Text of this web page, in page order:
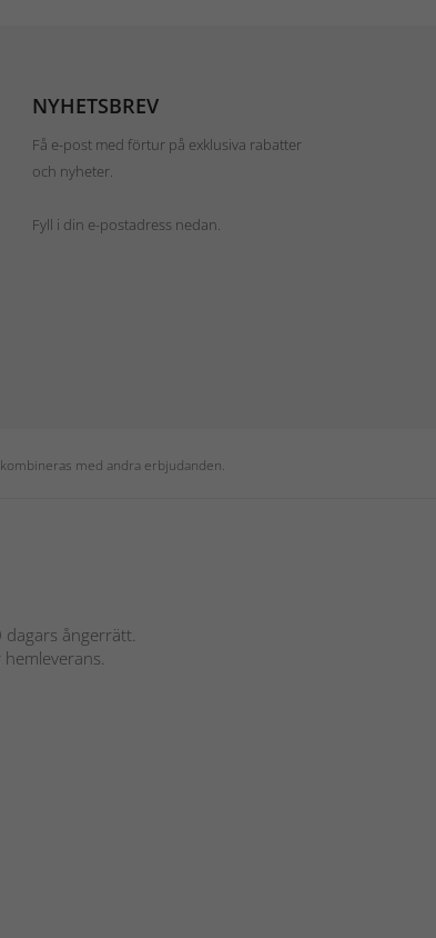
NYHETSBREV
Få e-post med förtur på exklusiva rabatter
och nyheter.
Fyll i din e-postadress nedan.
med andra erbjudanden.
dagars ångerrätt.